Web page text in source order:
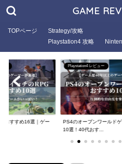
GAME
TOPページ
Strategy/攻略
Playstation4 攻略
ルドゲームおすすめ
Game Troubles/ゲーム悩み
40代におすすめのPS5
かしさ×進化...